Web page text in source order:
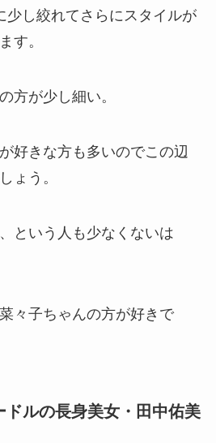
少し絞れてさらにスタイルが
す。
方が少し細い。
好きな方も多いのでこの辺
ょう。
という人も少なくないは
々子ちゃんの方が好きで
ドルの長身美女・田中佑美